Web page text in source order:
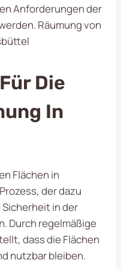
Anforderungen der
Räumung von
Die
In
Flächen in
der dazu
in der
Durch regelmäßige
dass die Flächen
nutzbar bleiben.